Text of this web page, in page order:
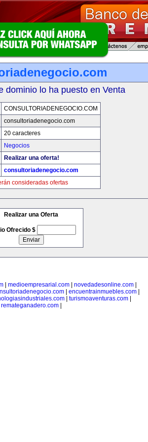
dominio lo ha puesto en Venta
CONSULTORIADENEGOCIO.COM
consultoriadenegocio.com
20 caracteres
Negocios
Realizar una oferta!
consultoriadenegocio.com
consideradas ofertas
Realizar una Oferta
Ofrecido $
medioempresarial.com novedadesonline.com
| encuentrainmuebles.com|
| turismoaventuras.com|
remateganadero.com|